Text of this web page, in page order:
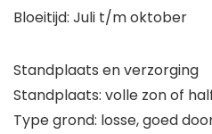
Bloeitijd: Juli t/m oktober
Standplaats en verzorging
Standplaats: volle zon of
Type grond: losse, goed